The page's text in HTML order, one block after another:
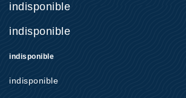
indisponible
indisponible
indisponible
indisponible